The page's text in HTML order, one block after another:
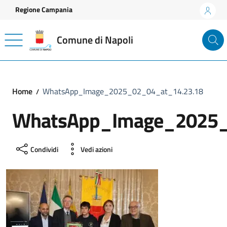
Vai ai contenuti
Vai al footer
Regione Campania
Comune di Napoli
Home WhatsApp_Image_2025_02_04_at_14.23.18
Condividi Vedi azioni